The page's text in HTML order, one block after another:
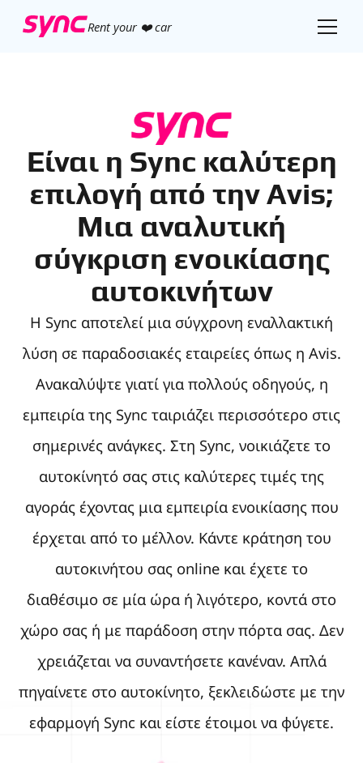
Rent your ❤️ car
Είναι η Sync καλύτερη
επιλογή από την Avis;
Μια αναλυτική
σύγκριση ενοικίασης
αυτοκινήτων
Η Sync αποτελεί μια σύγχρονη εναλλακτική
λύση σε παραδοσιακές εταιρείες όπως η Avis.
Ανακαλύψτε γιατί για πολλούς οδηγούς, η
εμπειρία της Sync ταιριάζει περισσότερο στις
σημερινές ανάγκες. Στη Sync, νοικιάζετε το
αυτοκίνητό σας στις καλύτερες τιμές της
αγοράς έχοντας μια εμπειρία ενοικίασης που
έρχεται από το μέλλον. Κάντε κράτηση του
αυτοκινήτου σας online και έχετε το
διαθέσιμο σε μία ώρα ή λιγότερο, κοντά στο
χώρο σας ή με παράδοση στην πόρτα σας. Δεν
χρειάζεται να συναντήσετε κανέναν. Απλά
πηγαίνετε στο αυτοκίνητο, ξεκλειδώστε με την
εφαρμογή Sync και είστε έτοιμοι να φύγετε.